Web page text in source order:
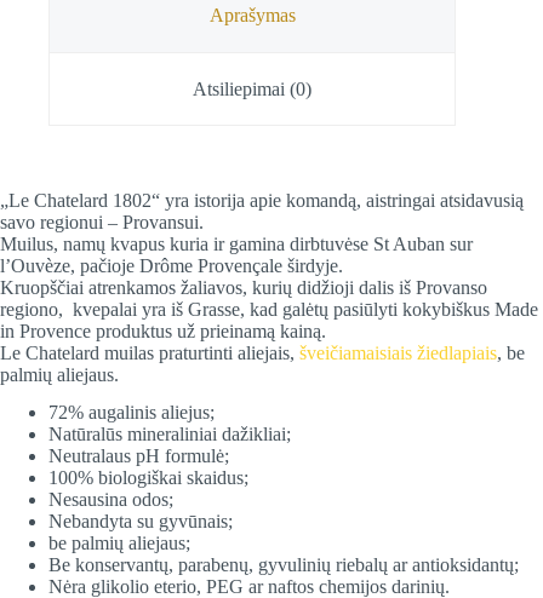
Aprašymas
Atsiliepimai (0)
„Le Chatelard 1802“ yra istorija apie komandą, aistringai atsidavusią
savo regionui – Provansui.
Muilus, namų kvapus kuria ir gamina dirbtuvėse St Auban sur
l’Ouvèze, pačioje Drôme Provençale širdyje.
Kruopščiai atrenkamos žaliavos, kurių didžioji dalis iš Provanso
regiono, kvepalai yra iš Grasse, kad galėtų pasiūlyti kokybiškus Made
in Provence produktus už prieinamą kainą.
Le Chatelard muilas praturtinti aliejais, šveičiamaisiais žiedlapiais, be
palmių aliejaus.
72% augalinis aliejus;
Natūralūs mineraliniai dažikliai;
Neutralaus pH formulė;
100% biologiškai skaidus;
Nesausina odos;
Nebandyta su gyvūnais;
be palmių aliejaus;
Be konservantų, parabenų, gyvulinių riebalų ar antioksidantų;
Nėra glikolio eterio, PEG ar naftos chemijos darinių.